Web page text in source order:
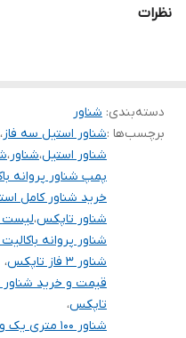
سیم پیچی
دهانه خروجی
کشور سازنده چین
نظرات
دسته‌بندی: شناور
برچسب‌ها :شناور استیل سه فاز،
شناور استیل،شناور،
پمپ شناور پروانه
خرید شناور کامل
شناور تاپکس،لیست
شناور پروانه
شناور 3 فاز تاپکس
،
تاپکس،
شناور 100 متری یک و ربع اینچ تاپکس